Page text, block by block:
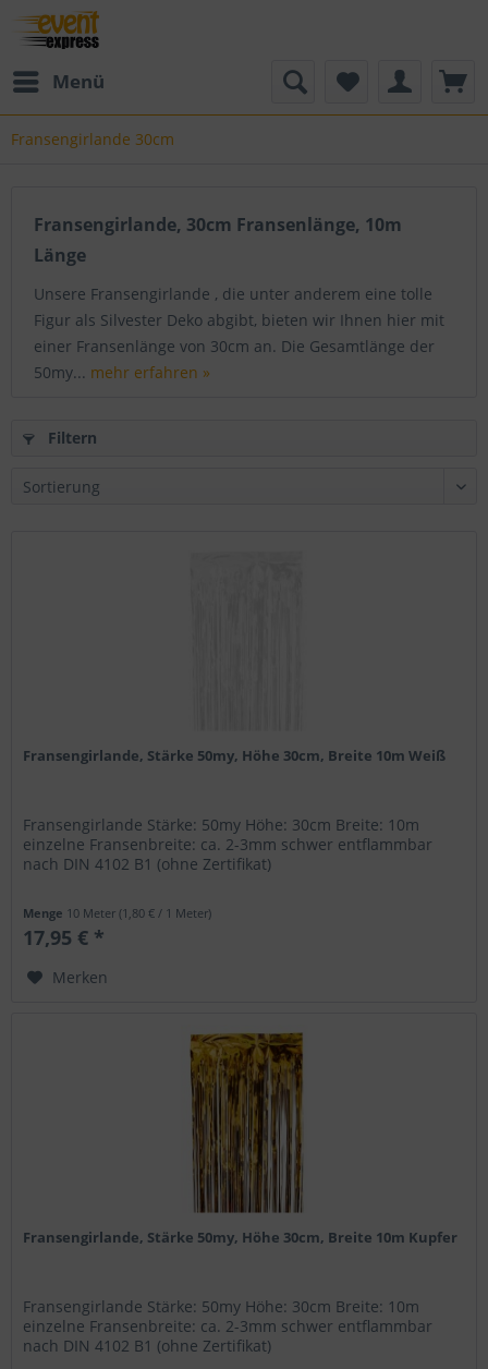
Menü
Fransengirlande 30cm
Fransengirlande, 30cm Fransenlänge, 10m
Länge
Unsere Fransengirlande , die unter anderem eine tolle
Figur als Silvester Deko abgibt, bieten wir Ihnen hier mit
einer Fransenlänge von 30cm an. Die Gesamtlänge der
50my... mehr erfahren »
Filtern
Fransengirlande, Stärke 50my, Höhe 30cm, Breite 10m Weiß
Fransengirlande Stärke: 50my Höhe: 30cm Breite: 10m
einzelne Fransenbreite: ca. 2-3mm schwer entflammbar
nach DIN 4102 B1 (ohne Zertifikat)
Menge 10 Meter(1,80 € / 1 Meter)
17,95 € *
Merken
Fransengirlande, Stärke 50my, Höhe 30cm, Breite 10m Kupfer
Fransengirlande Stärke: 50my Höhe: 30cm Breite: 10m
einzelne Fransenbreite: ca. 2-3mm schwer entflammbar
nach DIN 4102 B1 (ohne Zertifikat)